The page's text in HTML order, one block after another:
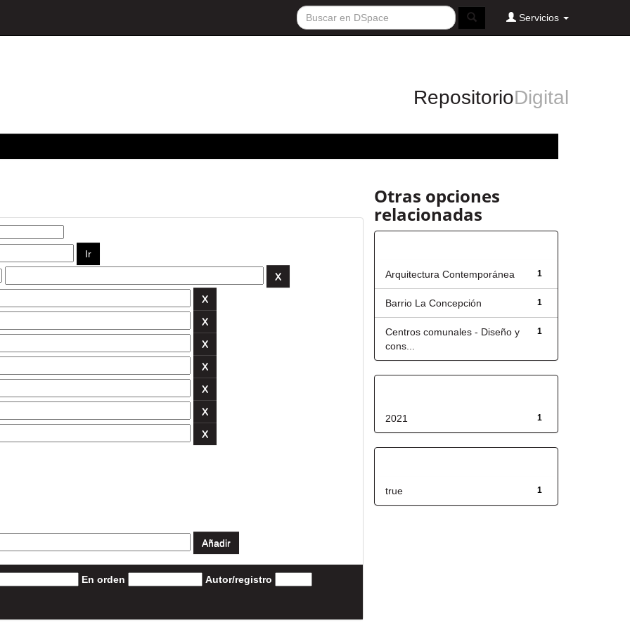
Servicios
RepositorioDigital
En orden Autor/registro
Otras opciones
relacionadas
1
Arquitectura Contemporánea
1
Barrio La Concepción
1
Centros comunales - Diseño y
cons...
1
2021
1
true